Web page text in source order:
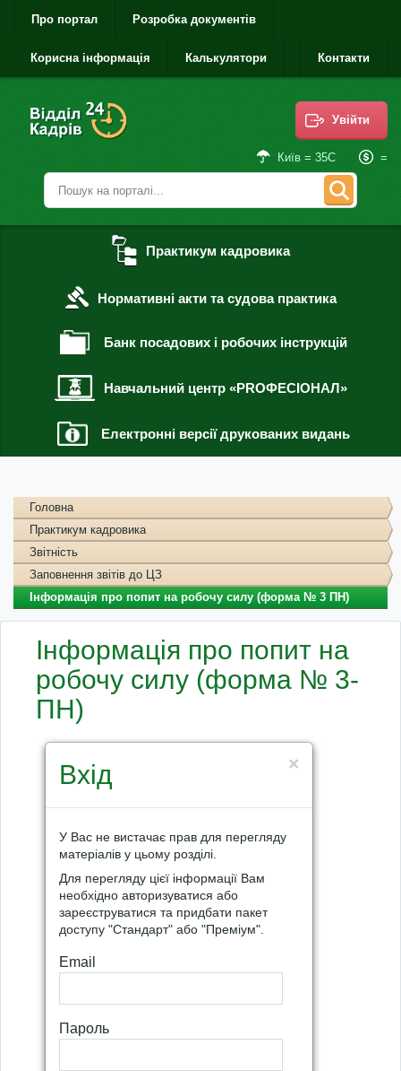
Про портал Розробка документів
Корисна інформація Калькулятори Контакти
Увійти
Київ = 35С =
Практикум кадровика
Нормативні акти та судова практика
Банк посадових і робочих інструкцій
Навчальний центр «PROФЕСІОНАЛ»
Електронні версії друкованих видань
Головна
Практикум кадровика
Звітність
Заповнення звітів до ЦЗ
Інформація про попит на робочу силу (форма № 3 ПН)
Інформація про попит на
робочу силу (форма № 3-
ПН)
×
Вхід
У Вас не вистачає прав для перегляду
матеріалів у цьому розділі.
Для перегляду цієї інформації Вам
необхідно авторизуватися або
зареєструватися та придбати пакет
доступу "Стандарт" або "Преміум".
Email
Пароль